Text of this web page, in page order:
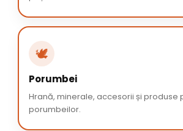
🕊️
Porumbei
Hrană, minerale, accesorii și produse
porumbeilor.